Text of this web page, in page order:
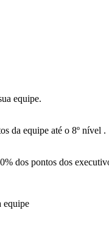
equipe.
da equipe até o 8º nível .
dos pontos dos
equipe